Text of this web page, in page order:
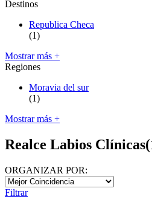
Destinos
Republica Checa
(1)
Mostrar más +
Regiones
Moravia del sur
(1)
Mostrar más +
Realce Labios Clínicas
ORGANIZAR POR:
Filtrar